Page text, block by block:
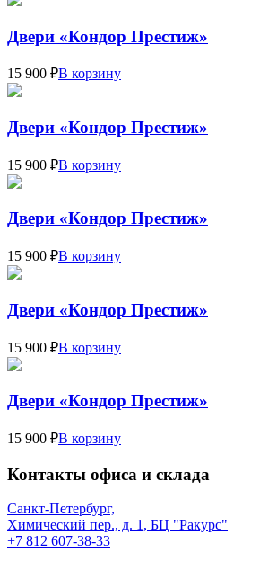
Двери «Кондор Престиж»
15 900 ₽В корзину
Двери «Кондор Престиж»
15 900 ₽В корзину
Двери «Кондор Престиж»
15 900 ₽В корзину
Двери «Кондор Престиж»
15 900 ₽В корзину
Двери «Кондор Престиж»
15 900 ₽В корзину
Контакты офиса и склада
Санкт-Петербург,
Химический пер., д. 1, БЦ "Ракурс"
+7 812 607-38-33